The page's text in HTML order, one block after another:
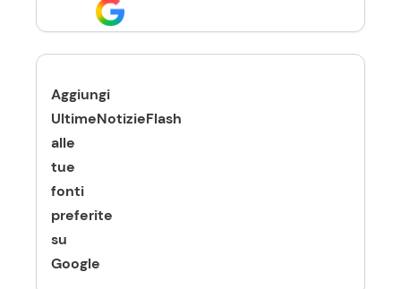
Aggiungi
UltimeNotizieFlash
alle
tue
fonti
preferite
su
Google